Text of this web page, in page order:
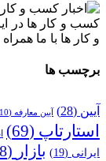
کسب و کار ها در
و کار ها با ما همراه
برچسب ها
آیین (28) آیین معارفه (10)
استارتاپ (69)
ایرانی (19) بازار (58)